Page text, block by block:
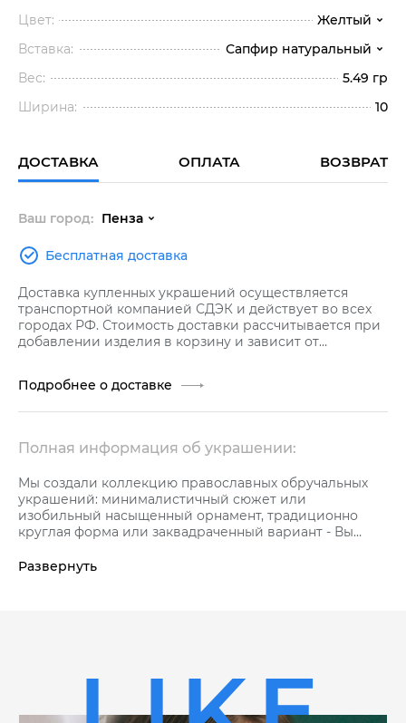
Цвет:
Желтый
Вставка:
Сапфир натуральный
Вес:
5.49 гр
Ширина:
10
ДОСТАВКА ОПЛАТА ВОЗВРАТ
Ваш город: Пенза
Бесплатная доставка
Доставка купленных украшений осуществляется
транспортной компанией СДЭК и действует во всех
городах РФ. Стоимость доставки рассчитывается при
добавлении изделия в корзину и зависит от
Подробнее о доставке
Полная информация об украшении:
Мы создали коллекцию православных обручальных
украшений: минималистичный сюжет или
изобильный насыщенный орнамент, традиционно
круглая форма или заквадраченный вариант - Вы
Исключительно нежная коллекция ювелирных
керамика приобретает характерный блеск и
прочность. Царапин и сколов Вы никогда не увидите.
Поэтому любители такого рода украшений могут
Развернуть